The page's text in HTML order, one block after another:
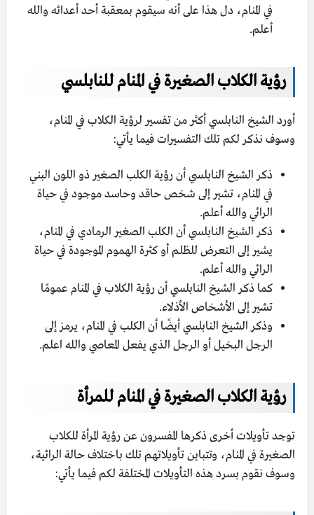
في المنام، دل هذا على أنه سيقوم بمعقبة أحد أعدائه والله
أعلم.
رؤية الكلاب الصغيرة في المنام للنابلسي
أورد الشيخ النابلسي أكثر من تفسير لرؤية الكلاب في المنام،
وسوف نذكر لكم تلك التفسيرات فيما يأتي:
ذكر الشيخ النابلسي أن رؤية الكلب الصغير ذو اللون البني
في المنام، تشير إلى شخص حاقد وحاسد موجود في حياة
الرائي والله أعلم.
ذكر الشيخ النابلسي أن الكلب الصغير الرمادي في المنام،
يشير إلى التعرض للظلم أو كثرة الهموم الموجودة في حياة
الرائي والله أعلم.
كما ذكر الشيخ النابلسي أن رؤية الكلاب في المنام عمومًا
تشير إلى الأشخاص الأذلاء.
وذكر الشيخ النابلسي أيضًا أن الكلب في المنام، يرمز إلى
الرجل البخيل أو الرجل الذي يفعل المعاصي والله اعلم.
رؤية الكلاب الصغيرة في المنام للمرأة
توجد تأويلات أخرى ذكرها المفسرون عن رؤية المرأة للكلاب
الصغيرة في المنام، وتتباين تأويلاتهم تلك باختلاف حالة الرائية،
وسوف نقوم بسرد هذه التأويلات المختلفة لكم فيما يأتي: